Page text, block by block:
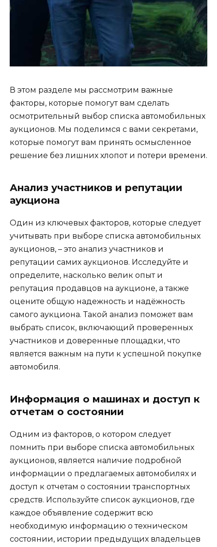
В этом разделе мы рассмотрим важные
факторы, которые помогут вам сделать
осмотрительный выбор списка автомобильных
аукционов. Мы поделимся с вами секретами,
которые помогут вам принять осмысленное
решение без лишних хлопот и потери времени.
Анализ участников и репутации
аукциона
Один из ключевых факторов, которые следует
учитывать при выборе списка автомобильных
аукционов, – это анализ участников и
репутации самих аукционов. Исследуйте и
определите, насколько велик опыт и
репутация продавцов на аукционе, а также
оцените общую надежность и надёжность
самого аукциона. Такой анализ поможет вам
выбрать список, включающий проверенных
участников и доверенные площадки, что
является важным на пути к успешной покупке
автомобиля.
Информация о машинах и доступ к
отчетам о состоянии
Одним из факторов, о котором следует
помнить при выборе списка автомобильных
аукционов, является наличие подробной
информации о предлагаемых автомобилях и
доступ к отчетам о состоянии транспортных
средств. Используйте список аукционов, где
каждое объявление содержит всю
необходимую информацию о техническом
состоянии, истории предыдущих владельцев